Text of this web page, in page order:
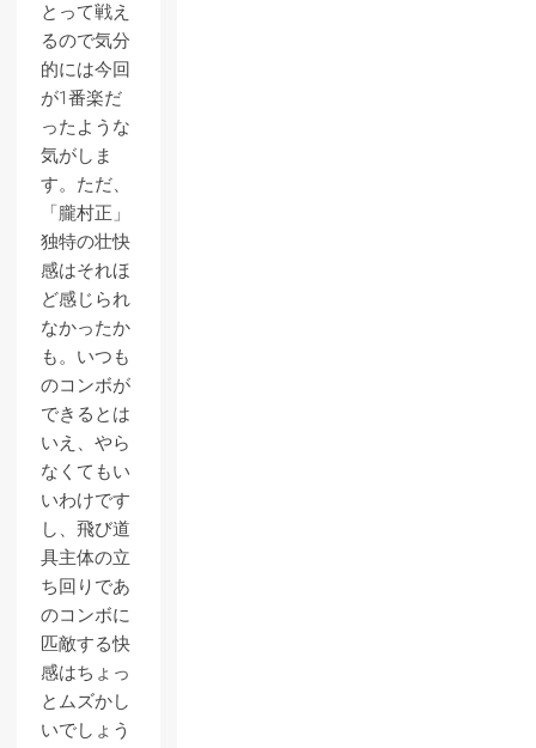
とって戦え
るので気分
的には今回
が1番楽だ
ったような
気がしま
す。ただ、
「朧村正」
独特の壮快
感はそれほ
ど感じられ
なかったか
も。いつも
のコンボが
できるとは
いえ、やら
なくてもい
いわけです
し、飛び道
具主体の立
ち回りであ
のコンボに
匹敵する快
感はちょっ
とムズかし
いでしょう